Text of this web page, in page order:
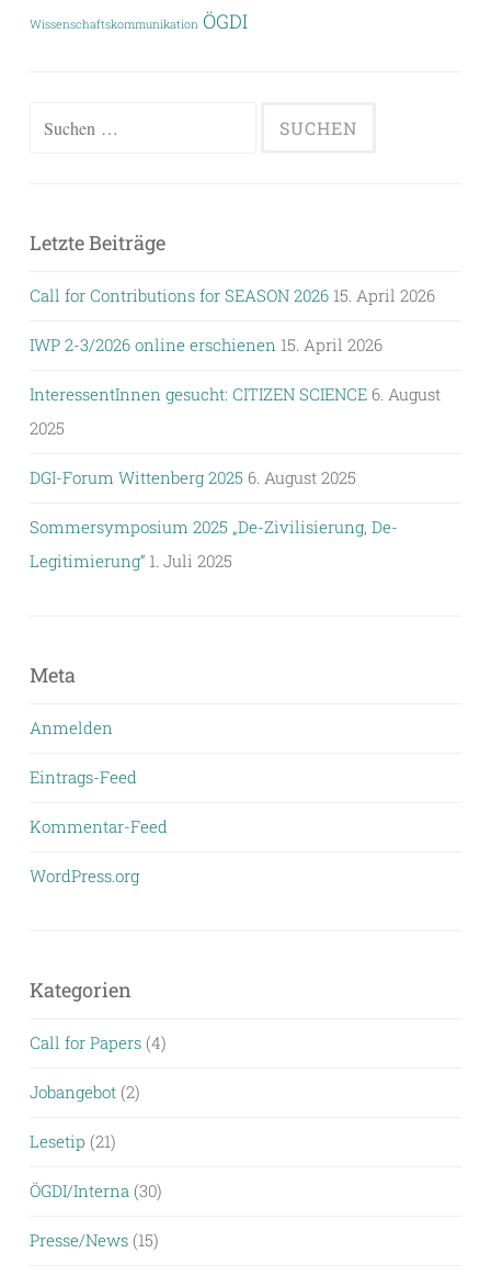
Wissenschaftskommunikation ÖGDI
Suchen
Letzte Beiträge
Call for Contributions for SEASON 2026 15. April 2026
IWP 2-3/2026 online erschienen 15. April 2026
InteressentInnen gesucht: CITIZEN SCIENCE 6. August
2025
DGI-Forum Wittenberg 2025 6. August 2025
Sommersymposium 2025 „De-Zivilisierung, De-
Legitimierung“ 1. Juli 2025
Meta
Anmelden
Eintrags-Feed
Kommentar-Feed
WordPress.org
Kategorien
Call for Papers (4)
Jobangebot (2)
Lesetip (21)
ÖGDI/Interna (30)
Presse/News (15)